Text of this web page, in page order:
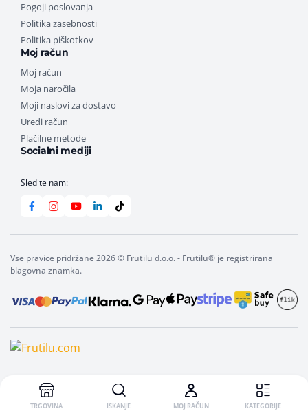
Pogoji poslovanja
Politika zasebnosti
Politika piškotkov
Moj račun
Moj račun
Moja naročila
Moji naslovi za dostavo
Uredi račun
Plačilne metode
Socialni mediji
Sledite nam:
Vse pravice pridržane 2026 © Frutilu d.o.o. - Frutilu® je registrirana
blagovna znamka.
TRGOVINA ISKANJE MOJ RAČUN KATEGORIJE